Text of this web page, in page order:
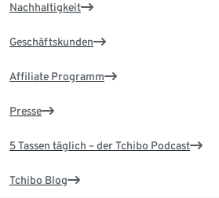
Nachhaltigkeit
Geschäftskunden
Affiliate Programm
Presse
5 Tassen täglich – der Tchibo Podcast
Tchibo Blog